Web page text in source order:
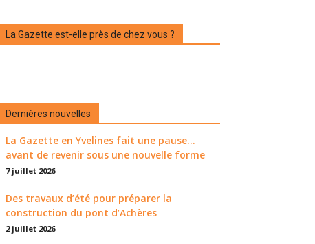
La Gazette est-elle près de chez vous ?
Dernières nouvelles
La Gazette en Yvelines fait une pause...
avant de revenir sous une nouvelle forme
7 juillet 2026
Des travaux d’été pour préparer la
construction du pont d’Achères
2 juillet 2026